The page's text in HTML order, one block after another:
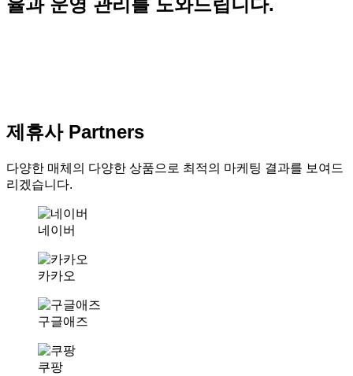
율과 운영 관리를 도와드립니다.
제휴사 Partners
다양한 매체의 다양한 상품으로 최적의 마케팅 결과를 보여드
리겠습니다.
네이버
카카오
구글애즈
쿠팡